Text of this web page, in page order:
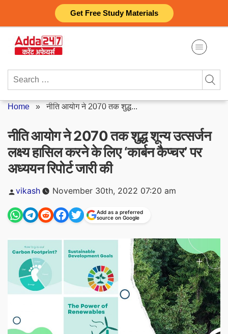
Get Free Study Materials
content
Search
Home »नीति आयोग ने 2070 तक शुद्ध...
नीति आयोग ने 2070 तक शुद्ध शून्य उत्सर्जन
लक्ष्य हासिल करने के लिए ‘कार्बन कैप्चर’ पर
अध्ययन रिपोर्ट जारी की
Posted
vikash November 30th, 2022 07:20 am
Add as a preferred
source on Google